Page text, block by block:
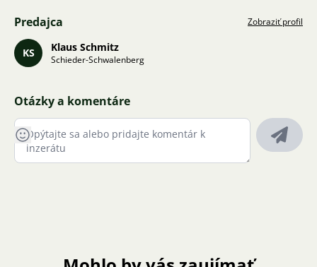
Predajca Zobraziť profil
KS Klaus Schmitz
Schieder-Schwalenberg
Otázky a komentáre